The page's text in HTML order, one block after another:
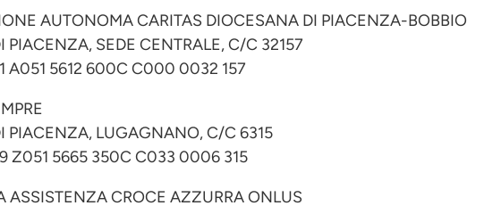
AUTONOMA CARITAS DIOCESANA DI PIACENZA-BOBBIO
PIACENZA, SEDE CENTRALE, C/C 32157
A051 5612 600C C000 0032 157
PIACENZA, LUGAGNANO, C/C 6315
Z051 5665 350C C033 0006 315
ASSISTENZA CROCE AZZURRA ONLUS